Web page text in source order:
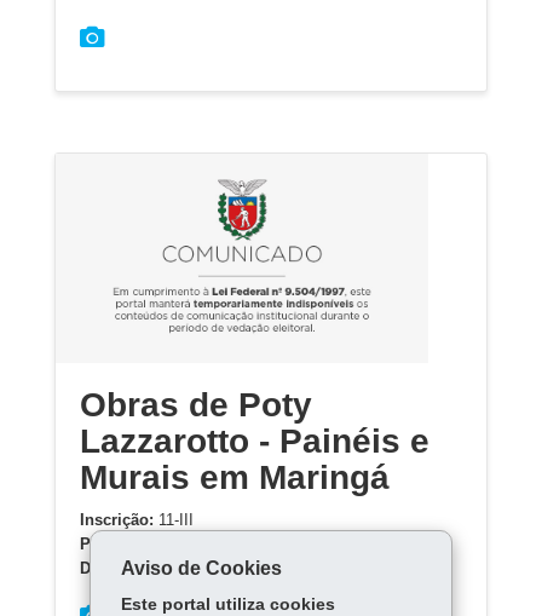
Obras de Poty
Lazzarotto - Painéis e
Murais em Maringá
Inscrição: 11-III
Processo:
Data da Inscrição:25 de março 2015
Aviso de Cookies
Este portal utiliza cookies